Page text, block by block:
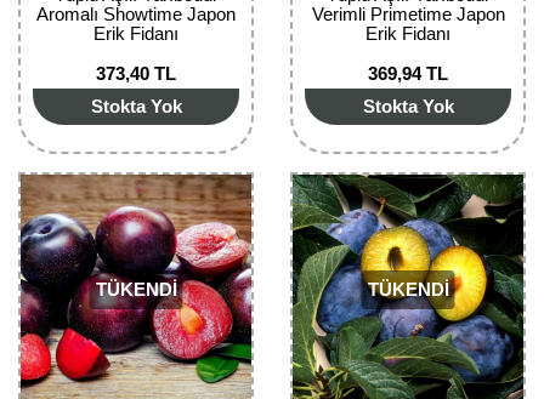
Aromalı Showtime Japon
Erik Fidanı
373,40 TL
Stokta Yok
Verimli Primetime Japon
Erik Fidanı
369,94 TL
Stokta Yok
TÜKENDİ TÜKENDİ
Longan Fidanı
Malta Eriği Fidanı
Mango Fidanı
Melez Meyveler
Murt Fidanı
Muşmula Fidanı
Muz Fidanı